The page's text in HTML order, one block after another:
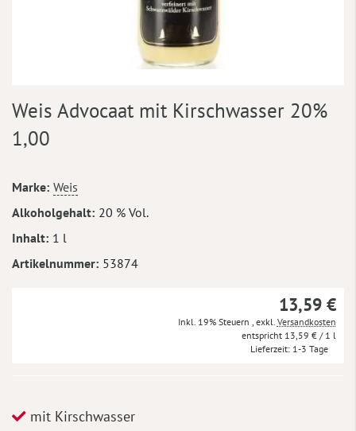
Anfang
der
Bildergalerie
Weis Advocaat mit Kirschwasser 20%
1,00
Mehr
Informationen
Marke Weis
Alkoholgehalt 20 % Vol.
Inhalt 1 l
Artikelnummer 53874
13,59 €
Inkl. 19% Steuern exkl. Versandkosten
13,59 € / 1 l
Lieferzeit 1-3 Tage
mit Kirschwasser